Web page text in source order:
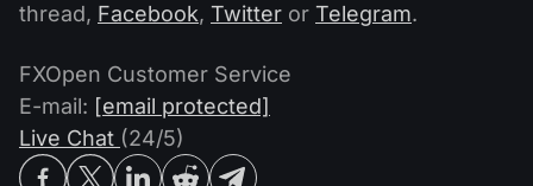
thread, Facebook, Twitter or Telegram.
FXOpen Customer Service
E-mail: [email protected]
Live Chat (24/5)